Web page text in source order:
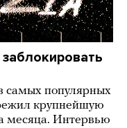
самых популярных
крупнейшую
месяца. Интервью